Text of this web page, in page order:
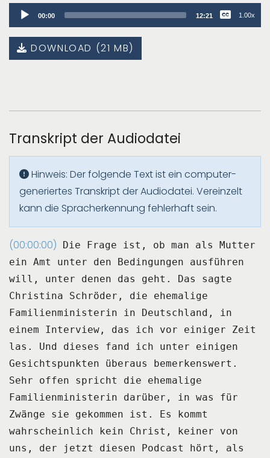
Audio
Player
00:00 12:21 1.00x
DOWNLOAD (21 MB)
Transkript der Audiodatei
Hinweis: Der folgende Text ist ein computer-
generiertes Transkript der Audiodatei. Vereinzelt
kann die Spracherkennung fehlerhaft sein.
(00:00:00)
Die Frage ist, ob man als Mutter
ein Amt unter den Bedingungen ausführen
will, unter denen
das geht.
Das sagte
Christina Schröder, die ehemalige
Familienministerin in Deutschland, in
einem
Interview, das ich vor einiger Zeit
las.
Und dieses fand ich unter einigen
Gesichtspunkten überaus bemerkenswert.
Sehr offen spricht die ehemalige
Familienministerin darüber, in was für
Zwänge sie gekommen
ist.
Es kommt
wahrscheinlich kein Christ, keiner von
uns, der jetzt diesen Podcast hört, als